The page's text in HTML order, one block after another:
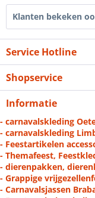
Klanten bekeken
Service Hotline
Shopservice
Informatie
- carnavalskleding
- carnavalskleding
- Feestartikelen
- Themafeest,
- dierenpakken,
- Grappige
- Carnavalsjassen